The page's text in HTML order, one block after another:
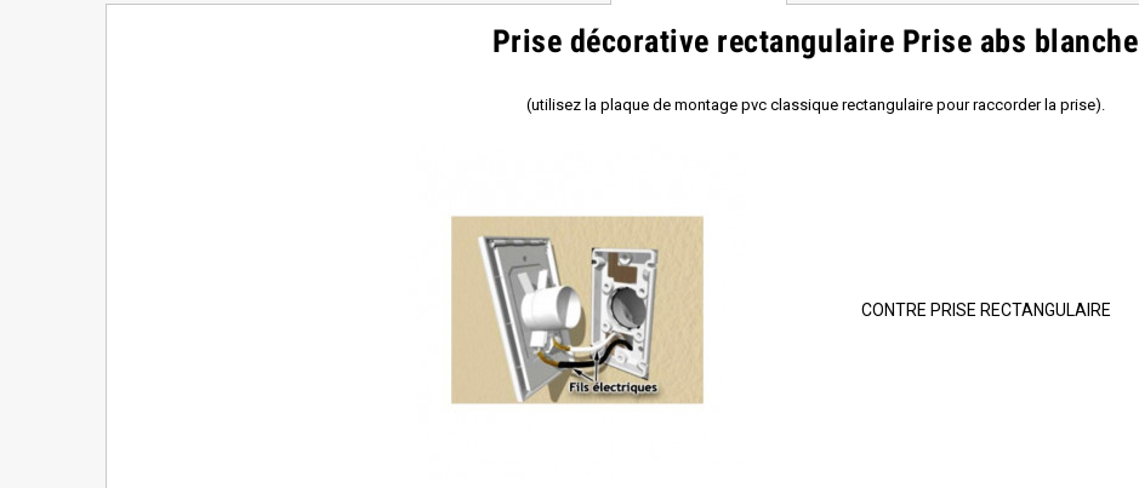
Prise décorative rectangulaire Prise abs blanche
(utilisez la plaque de montage pvc classique rectangulaire pour raccorder la prise).
CONTRE PRISE RECTANGULAIRE